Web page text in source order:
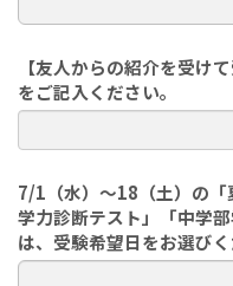
【友人からの紹介を受け
をご記入ください。
7/1（水）～18（土）の
学力診断テスト」「中学
は、受験希望日をお選びく